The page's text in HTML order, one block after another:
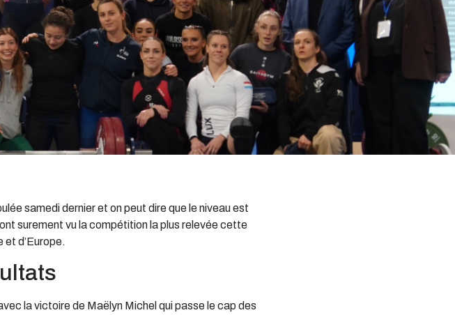
samedi dernier et on peut dire que le niveau est
surement vu la compétition la plus relevée cette
et d’Europe.
la victoire de Maëlyn Michel qui passe le cap des